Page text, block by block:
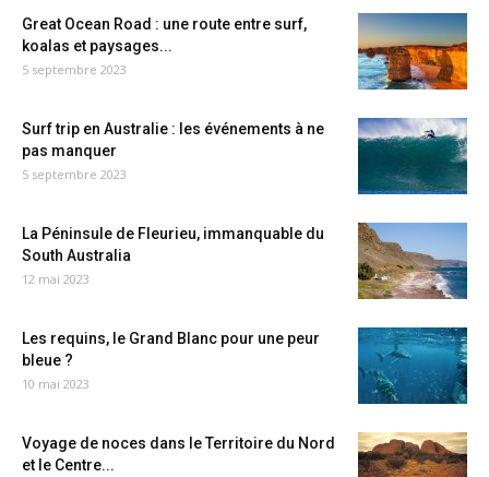
Great Ocean Road : une route entre surf,
koalas et paysages...
5 septembre 2023
Surf trip en Australie : les événements à ne
pas manquer
5 septembre 2023
La Péninsule de Fleurieu, immanquable du
South Australia
12 mai 2023
Les requins, le Grand Blanc pour une peur
bleue ?
10 mai 2023
Voyage de noces dans le Territoire du Nord
et le Centre...